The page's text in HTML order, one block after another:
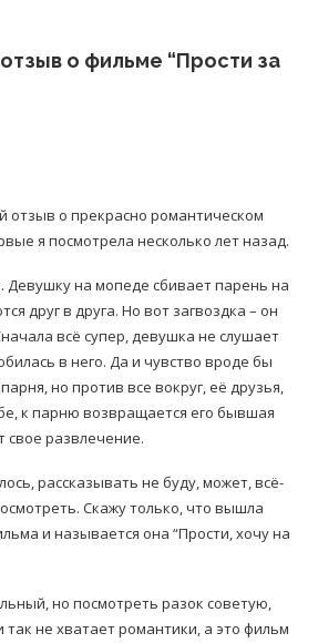
о фильме “Прости за
отзыв о прекрасно романтическом
я посмотрела несколько лет назад.
Девушку на мопеде сбивает парень на
друг в друга. Но вот загвоздка – он
всё супер, девушка не слушает
в него. Да и чувство вроде бы
но против все вокруг, её друзья,
к парню возвращается его бывшая
свое развлечение.
рассказывать не буду, может, всё-
Скажу только, что вышла
и называется она “Прости, хочу на
но посмотреть разок советую,
не хватает романтики, а это фильм